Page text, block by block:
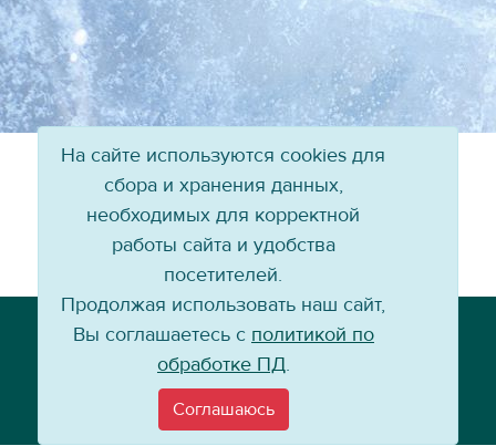
Телефон: +7 (3952) 79-57-90
info@baikal-energy.ru
На сайте используются cookies для
сбора и хранения данных,
необходимых для корректной
работы сайта и удобства
посетителей.
Продолжая использовать наш сайт,
Вы соглашаетесь с политикой по
обработке ПД.
Соглашаюсь